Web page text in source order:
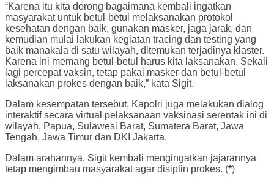
“Karena itu kita dorong bagaimana kembali ingatkan
masyarakat untuk betul-betul melaksanakan protokol
kesehatan dengan baik, gunakan masker, jaga jarak, dan
kemudian mulai lakukan kegiatan tracing dan testing yang
baik manakala di satu wilayah, ditemukan terjadinya klaster.
Karena ini memang betul-betul harus kita laksanakan. Sekali
lagi percepat vaksin, tetap pakai masker dan betul-betul
laksanakan prokes dengan baik,” kata Sigit.
Dalam kesempatan tersebut, Kapolri juga melakukan dialog
interaktif secara virtual pelaksanaan vaksinasi serentak ini di
wilayah, Papua, Sulawesi Barat, Sumatera Barat, Jawa
Tengah, Jawa Timur dan DKI Jakarta.
Dalam arahannya, Sigit kembali mengingatkan jajarannya
tetap mengimbau masyarakat agar disiplin prokes. (*)